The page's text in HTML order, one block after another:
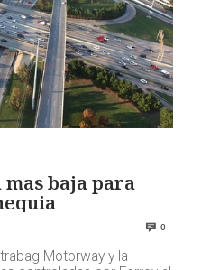
baja para
0
Motorway y la